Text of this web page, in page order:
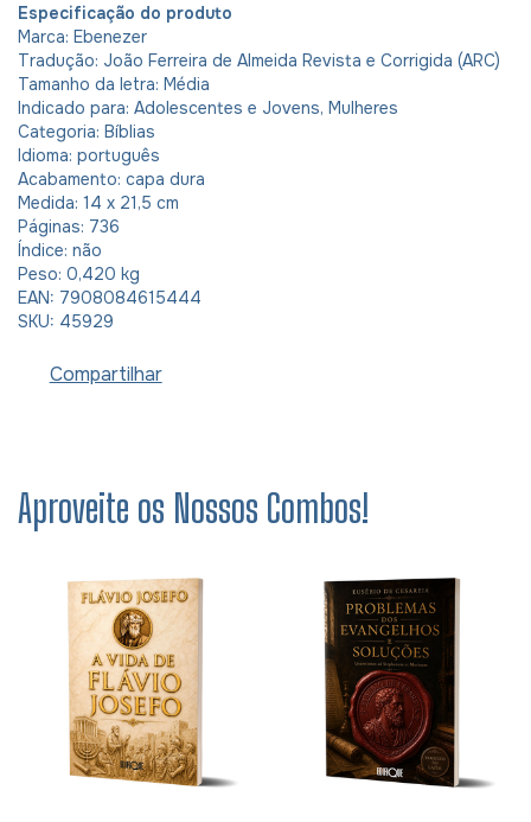
Especificação do produto
Marca: Ebenezer
Tradução: João Ferreira de Almeida Revista e Corrigida (ARC)
Tamanho da letra: Média
Indicado para: Adolescentes e Jovens, Mulheres
Categoria: Bíblias
Idioma: português
Acabamento: capa dura
Medida: 14 x 21,5 cm
Páginas: 736
Índice: não
Peso: 0,420 kg
EAN: 7908084615444
SKU: 45929
Compartilhar
Aproveite os Nossos Combos!